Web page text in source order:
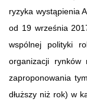
ryzyka wystąpienia
od 19 września
wspólnej polityki
organizacji
zaproponowania
dłuższy niż rok) w